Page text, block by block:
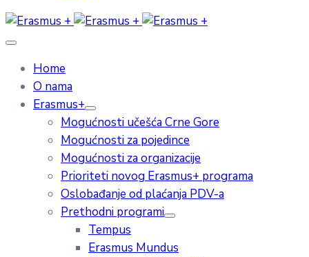
Home
O nama
Erasmus+
Mogućnosti učešća Crne Gore
Mogućnosti za pojedince
Mogućnosti za organizacije
Prioriteti novog Erasmus+ programa
Oslobađanje od plaćanja PDV-a
Prethodni programi
Tempus
Erasmus Mundus